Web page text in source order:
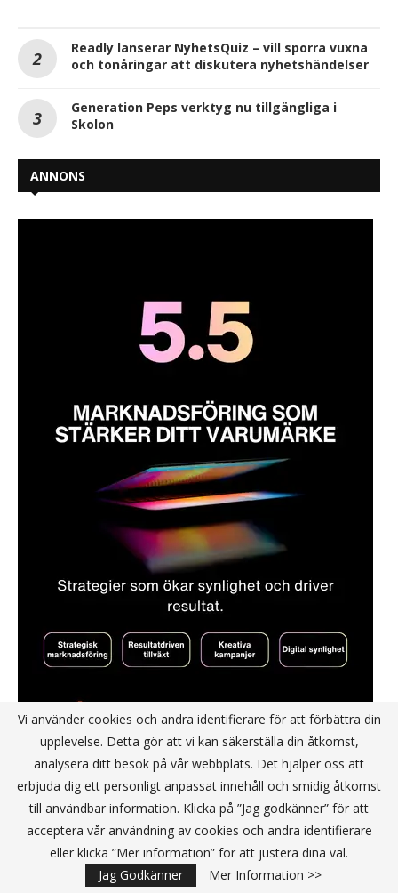
Readly lanserar NyhetsQuiz – vill sporra vuxna
och tonåringar att diskutera nyhetshändelser
Generation Peps verktyg nu tillgängliga i
Skolon
ANNONS
NYHETSBREV JA TACK
Vi använder cookies och andra identifierare för att förbättra din
upplevelse. Detta gör att vi kan säkerställa din åtkomst,
analysera ditt besök på vår webbplats. Det hjälper oss att
erbjuda dig ett personligt anpassat innehåll och smidig åtkomst
till användbar information. Klicka på ”Jag godkänner” för att
acceptera vår användning av cookies och andra identifierare
eller klicka ”Mer information” för att justera dina val.
Jag Godkänner
Mer Information >>